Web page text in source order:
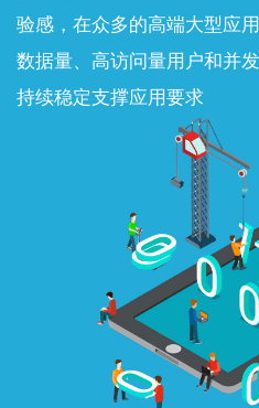
验感，在众多的高端大型应
数据量、高访问量用户和并
持续稳定支撑应用要求